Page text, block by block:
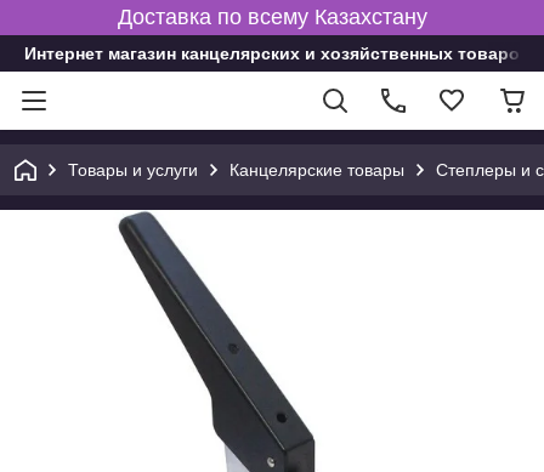
Доставка по всему Казахстану
Интернет магазин канцелярских и хозяйственных товаров
Товары и услуги Канцелярские товары Степлеры и